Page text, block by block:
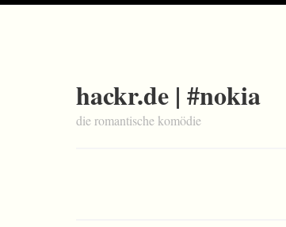
hackr.de | #nokia
die romantische komödie